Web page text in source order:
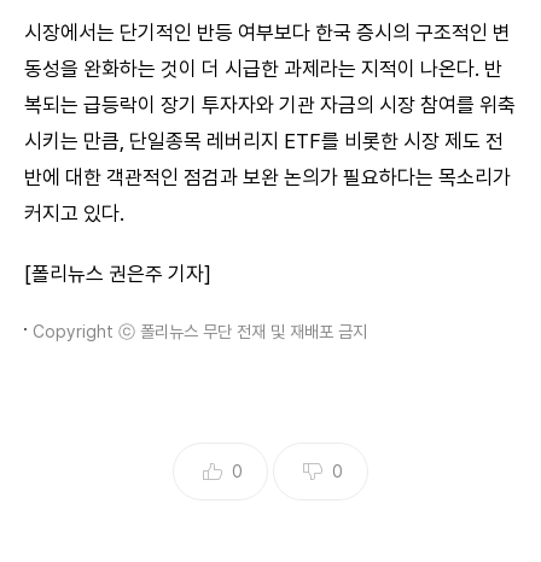
시장에서는 단기적인 반등 여부보다 한국 증시의 구조적인 변
동성을 완화하는 것이 더 시급한 과제라는 지적이 나온다. 반
복되는 급등락이 장기 투자자와 기관 자금의 시장 참여를 위축
시키는 만큼, 단일종목 레버리지 ETF를 비롯한 시장 제도 전
반에 대한 객관적인 점검과 보완 논의가 필요하다는 목소리가
커지고 있다.
[폴리뉴스 권은주 기자]
Copyright ⓒ 폴리뉴스 무단 전재 및 재배포 금지
0 0